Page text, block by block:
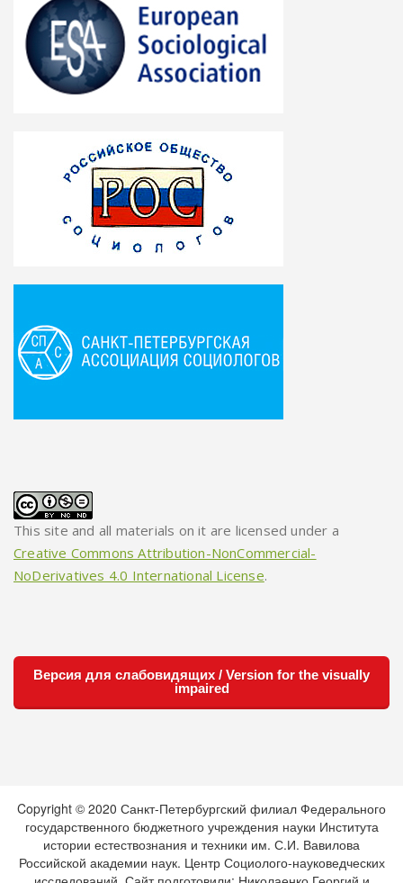
This site and all materials on it are licensed under a
Creative Commons Attribution-NonCommercial-
NoDerivatives 4.0 International License.
Версия для слабовидящих / Version for the visually
impaired
Copyright © 2020 Санкт-Петербургский филиал Федерального
государственного бюджетного учреждения науки Института
истории естествознания и техники им. С.И. Вавилова
Российской академии наук. Центр Социолого-науковедческих